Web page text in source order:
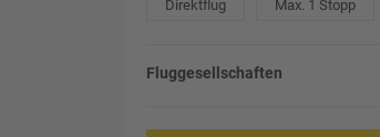
Direktflug Max. 1 Stopp
Fluggesellschaften